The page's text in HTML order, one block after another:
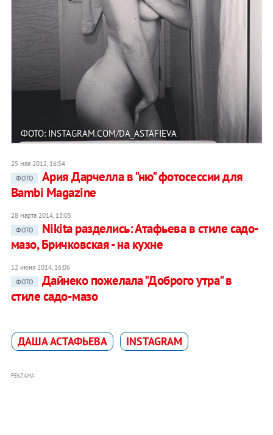
ФОТО: INSTAGRAM.COM/DA_ASTAFIEVA
25 мая 2012, 16:54
ФОТО
Ария Дарчелла в "ню" фотосессии для
Bambi Magazine
28 марта 2014, 13:05
ФОТО
Nikita разделись: Атафьева в стиле садо-
мазо, Бричковская - на кухне
12 июня 2014, 16:06
ФОТО
Дайнеко пожелала "Доброго утра" в
стиле садо-мазо
ДАША АСТАФЬЕВА INSTAGRAM
РЕКЛАМА